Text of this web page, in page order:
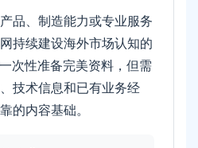
品、制造能力或专业服务
持续建设海外市场认知的
次性准备完美资料，但需
技术信息和已有业务经
的内容基础。